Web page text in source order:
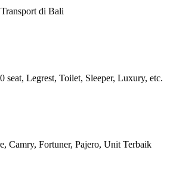
di Bali
seat, Legrest, Toilet, Sleeper, Luxury, etc.
Camry, Fortuner, Pajero, Unit Terbaik